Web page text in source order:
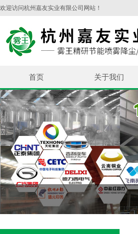
欢迎访问杭州嘉友实业有限公司网站！
首页 关于我们